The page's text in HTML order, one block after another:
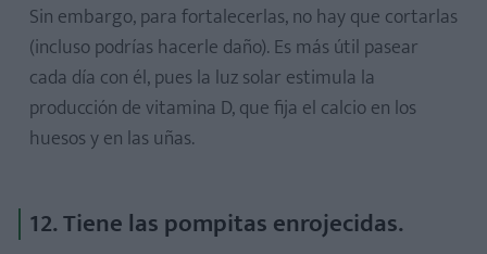
Sin embargo, para fortalecerlas, no hay que cortarlas
(incluso podrías hacerle daño). Es más útil pasear
cada día con él, pues la luz solar estimula la
producción de vitamina D, que fija el calcio en los
huesos y en las uñas.
12. Tiene las pompitas enrojecidas.